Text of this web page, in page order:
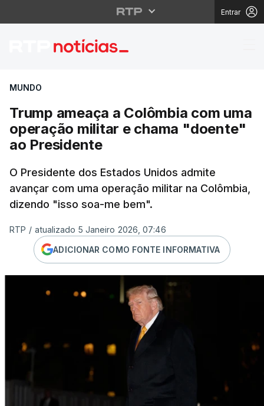
Entrar
Trump ameaça a
MUNDO
Trump ameaça a Colômbia com uma
operação militar e chama "doente"
ao Presidente
O Presidente dos Estados Unidos admite
avançar com uma operação militar na Colômbia,
dizendo "isso soa-me bem".
RTP / atualizado 5 Janeiro 2026, 07:46
ADICIONAR COMO FONTE INFORMATIVA